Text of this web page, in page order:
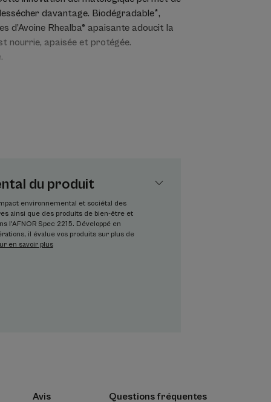
davantage. Biodégradable*,
d’Avoine Rhealba® apaisante adoucit la
nourrie, apaisée et protégée.
surgras forme une mousse
pour nettoyer en respectant les peaux
de la peau et la laisse douce et nourrie
renforce la barrière cutanée et dépose
du produit
environnemental et sociétal des
ainsi que des produits de bien-être et
l’AFNOR Spec 2215. Développé en
il évalue vos produits sur plus de
en savoir plus
Avis Questions fréquentes